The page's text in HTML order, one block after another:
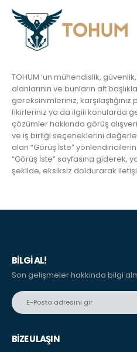
TOHUM ‘un mühendislik,
alanlarının ve bunların alt
gereksinimleriniz,
fikirleriniz ya da ilgili konularda
çözümler hakkında görüş
ve iş birliği seçeneklerini
alan “Görüş İste”
“Görüş İste” sayfasına giderek,
şekilde, eksiksiz doldurarak
BILGI AL!
Son gelişmeler hakkında bilgi
BİZE ULAŞIN